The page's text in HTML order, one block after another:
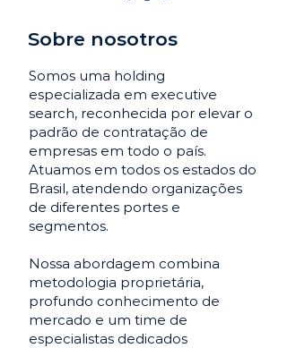
Sobre nosotros
Somos uma holding
especializada em executive
search, reconhecida por elevar o
padrão de contratação de
empresas em todo o país.
Atuamos em todos os estados do
Brasil, atendendo organizações
de diferentes portes e
segmentos.
Nossa abordagem combina
metodologia proprietária,
profundo conhecimento de
mercado e um time de
especialistas dedicados